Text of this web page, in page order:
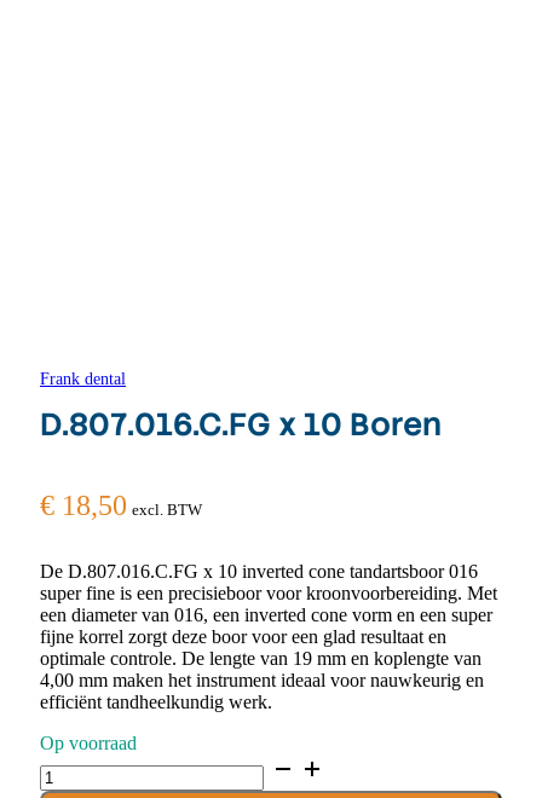
Frank dental
D.807.016.C.FG x 10 Boren
€ 18,50 excl. BTW
De D.807.016.C.FG x 10 inverted cone tandartsboor 016
super fine is een precisieboor voor kroonvoorbereiding. Met
een diameter van 016, een inverted cone vorm en een super
fijne korrel zorgt deze boor voor een glad resultaat en
optimale controle. De lengte van 19 mm en koplengte van
4,00 mm maken het instrument ideaal voor nauwkeurig en
efficiënt tandheelkundig werk.
Op voorraad
D.807.016.C.FG
x